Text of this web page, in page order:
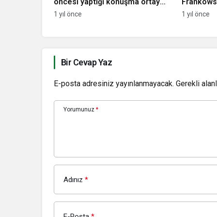
çıktı!
1 yıl önce
sözleşme
1 yıl önce
Bir Cevap Yaz
E-posta adresiniz yayınlanmayacak. Gerekli
Yorumunuz *
Adınız *